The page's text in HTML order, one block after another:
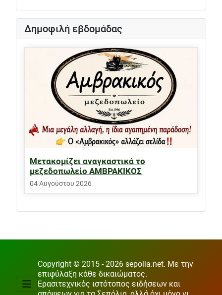
Δημοφιλή εβδομάδας
Μετακομίζει αναγκαστικά το
μεζεδοπωλείο ΑΜΒΡΑΚΙΚΟΣ
04 Αυγούστου 2026
Copyright © 2015 - 2026 sepolia.net. Με την
επιφύλαξη κάθε δικαιώματος.
Ερασιτεχνικός ιστότοπος ειδήσεων και